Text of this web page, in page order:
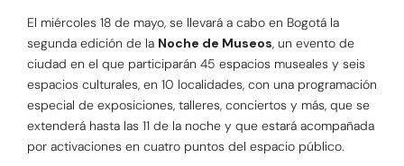
El miércoles 18 de mayo, se llevará a cabo en Bogotá la
segunda edición de la Noche de Museos, un evento de
ciudad en el que participarán 45 espacios museales y seis
espacios culturales, en 10 localidades, con una programación
especial de exposiciones, talleres, conciertos y más, que se
extenderá hasta las 11 de la noche y que estará acompañada
por activaciones en cuatro puntos del espacio público.